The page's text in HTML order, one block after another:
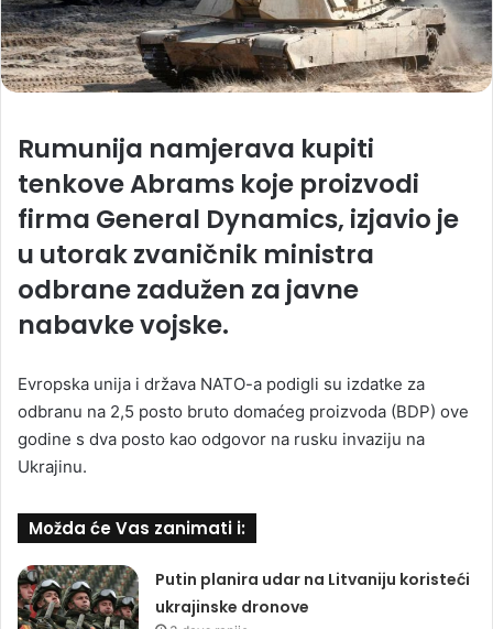
Rumunija namjerava kupiti
tenkove Abrams koje proizvodi
firma General Dynamics, izjavio je
u utorak zvaničnik ministra
odbrane zadužen za javne
nabavke vojske.
Evropska unija i država NATO-a podigli su izdatke za
odbranu na 2,5 posto bruto domaćeg proizvoda (BDP) ove
godine s dva posto kao odgovor na rusku invaziju na
Ukrajinu.
Možda će Vas zanimati i:
Putin planira udar na Litvaniju koristeći
ukrajinske dronove